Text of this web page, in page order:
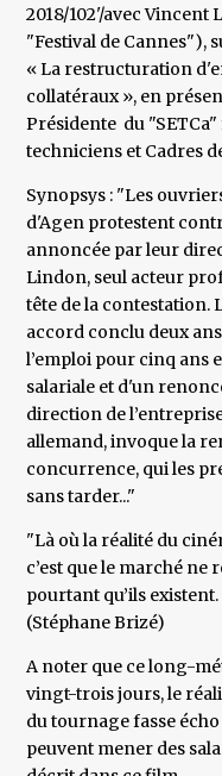
2018/102'/avec
"Festival de Cannes"),
« La restructuration
collatéraux », en
Présidente du
techniciens et Cadres
Synopsys : "Les
d'Agen protestent
annoncée par leur
Lindon, seul acteur
tête de la contestation.
accord conclu deux
l’emploi pour cinq ans
salariale et d'un
direction de
allemand, invoque la
concurrence, qui les
sans tarder..."
"Là où la réalité du
c’est que le marché ne
pourtant qu’ils
(Stéphane Brizé)
A noter que ce long-
vingt-trois jours, le
du tournage fasse
peuvent mener des